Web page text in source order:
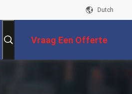
Dutch
Vraag Een Offerte